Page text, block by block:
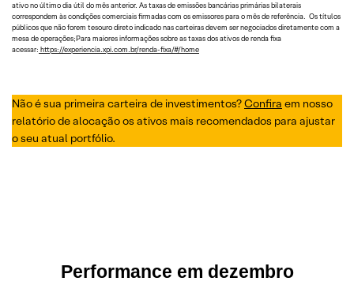
ativo no último dia útil do mês anterior. As taxas de emissões bancárias primárias bilaterais
correspondem às condições comerciais firmadas com os emissores para o mês de referência. Os títulos
públicos que não forem tesouro direto indicado nas carteiras devem ser negociados diretamente com a
mesa de operações;Para maiores informações sobre as taxas dos ativos de renda fixa
acessar: https://experiencia.xpi.com.br/renda-fixa/#/home
Não é sua primeira carteira de investimentos?Confira em nosso
relatório de alocação os ativos mais recomendados para ajustar
o seu atual portfólio.
Performance em dezembro